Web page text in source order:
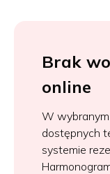
Brak
online
W wybranym
dostępnych
systemie